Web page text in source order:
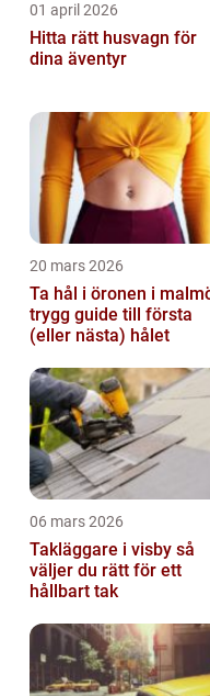
01 april 2026
Hitta rätt husvagn för
dina äventyr
20 mars 2026
Ta hål i öronen i
trygg guide till första
(eller nästa) hålet
06 mars 2026
Takläggare i visby så
väljer du rätt för ett
hållbart tak